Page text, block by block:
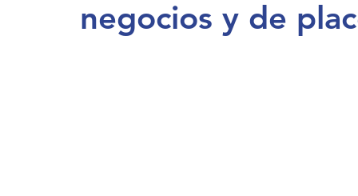
negocios y de